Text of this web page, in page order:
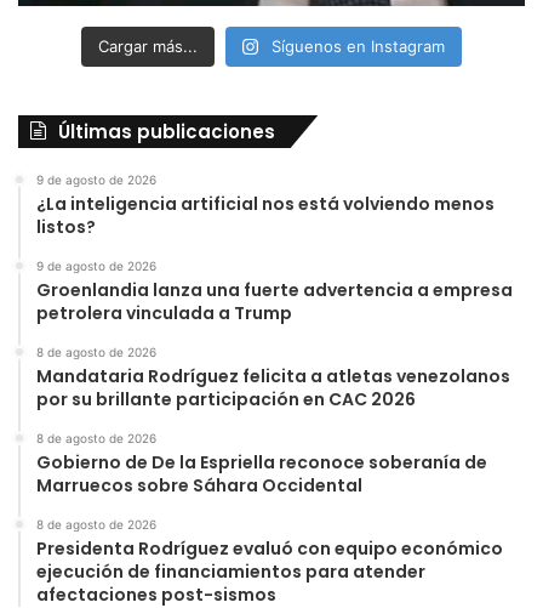
Cargar más... Síguenos en Instagram
Últimas publicaciones
9 de agosto de 2026
¿La inteligencia artificial nos está volviendo menos
listos?
9 de agosto de 2026
Groenlandia lanza una fuerte advertencia a empresa
petrolera vinculada a Trump
8 de agosto de 2026
Mandataria Rodríguez felicita a atletas venezolanos
por su brillante participación en CAC 2026
8 de agosto de 2026
Gobierno de De la Espriella reconoce soberanía de
Marruecos sobre Sáhara Occidental
8 de agosto de 2026
Presidenta Rodríguez evaluó con equipo económico
ejecución de financiamientos para atender
afectaciones post-sismos